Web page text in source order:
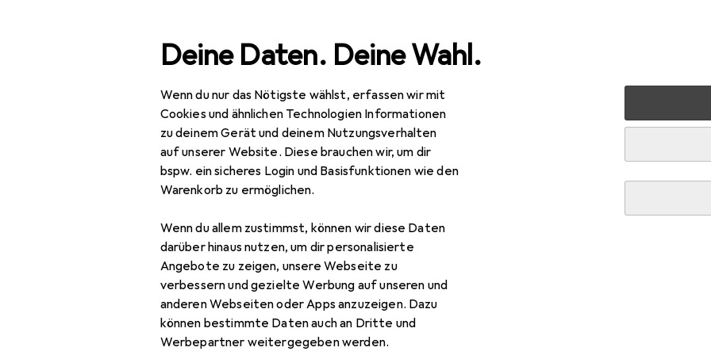
Deine Daten. Deine Wahl.
Wenn du nur das Nötigste wählst, erfassen wir mit
Cookies und ähnlichen Technologien Informationen
zu deinem Gerät und deinem Nutzungsverhalten
auf unserer Website. Diese brauchen wir, um dir
bspw. ein sicheres Login und Basisfunktionen wie den
Warenkorb zu ermöglichen.
Wenn du allem zustimmst, können wir diese Daten
darüber hinaus nutzen, um dir personalisierte
Angebote zu zeigen, unsere Webseite zu
verbessern und gezielte Werbung auf unseren und
anderen Webseiten oder Apps anzuzeigen. Dazu
können bestimmte Daten auch an Dritte und
Werbepartner weitergegeben werden.
Navigation nach Kategorien
Drehmomentschlüssel
Baumarkt + Garten Werkzeug + Werkstatt Handwerkzeug